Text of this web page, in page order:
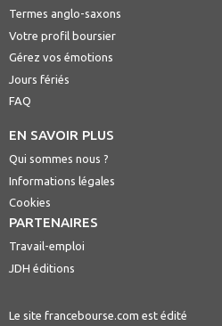
Termes anglo-saxons
Votre profil boursier
Gérez vos émotions
Jours fériés
FAQ
EN SAVOIR PLUS
Qui sommes nous ?
Informations légales
Cookies
PARTENAIRES
Travail-emploi
JDH éditions
Le site francebourse.com est édité